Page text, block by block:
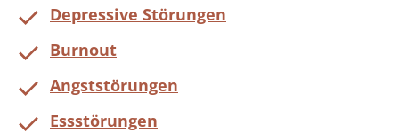
Depressive Störungen
Burnout
Angststörungen
Essstörungen